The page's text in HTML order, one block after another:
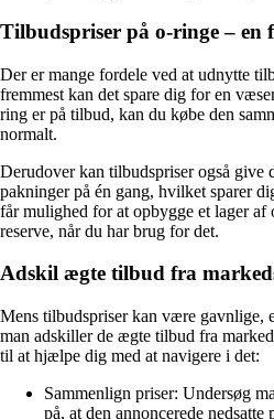
Tilbudspriser på o-ringe – en
Der er mange fordele ved at udnytte
fremmest kan det spare dig for en
ring er på tilbud, kan du købe den
normalt.
Derudover kan tilbudspriser også give
pakninger på én gang, hvilket sparer
får mulighed for at opbygge et lager af
reserve, når du har brug for det.
Adskil ægte tilbud fra
Mens tilbudspriser kan være gavnlige,
man adskiller de ægte tilbud fra
til at hjælpe dig med at navigere i det:
Sammenlign priser: Undersøg
på, at den annoncerede